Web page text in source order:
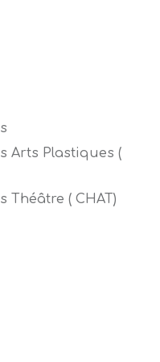
Arts Plastiques (
Théâtre ( CHAT)